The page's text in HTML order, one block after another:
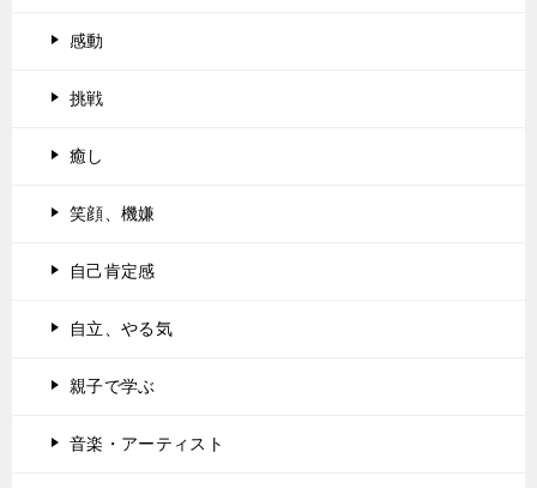
感動
挑戦
癒し
笑顔、機嫌
自己肯定感
自立、やる気
親子で学ぶ
音楽・アーティスト